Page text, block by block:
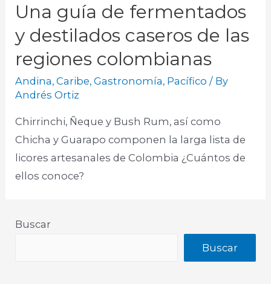
Una guía de fermentados
y destilados caseros de las
regiones colombianas
Andina,Caribe,Gastronomía, Pacífico / By
Andrés Ortiz
Chirrinchi, Ñeque y Bush Rum, así como
Chicha y Guarapo componen la larga lista de
licores artesanales de Colombia ¿Cuántos de
ellos conoce?
Buscar
Buscar